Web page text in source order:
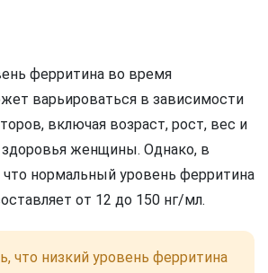
ферритина во время
варьироваться в зависимости
включая возраст, рост, вес и
женщины. Однако, в
что нормальный уровень ферритина
от 12 до 150 нг/мл.
что низкий уровень ферритина